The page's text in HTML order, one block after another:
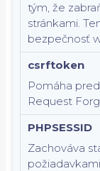
tým, že
stránkami.
bezpečnosť
csrftoken
Pomáha
Request
PHPSESSID
Zachováva